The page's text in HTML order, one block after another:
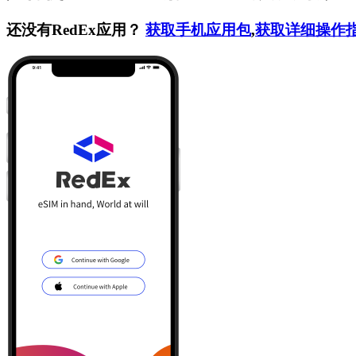
还没有RedEx应用？ 获取手机应用包,获取详细操作